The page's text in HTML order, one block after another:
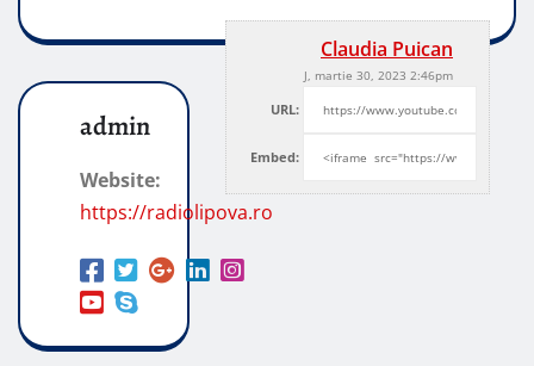
Claudia Puican
J, martie 30, 2023 2:46pm
URL:
Embed:
admin
Website:
https://radiolipova.ro